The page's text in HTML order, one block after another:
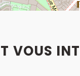
VOUS